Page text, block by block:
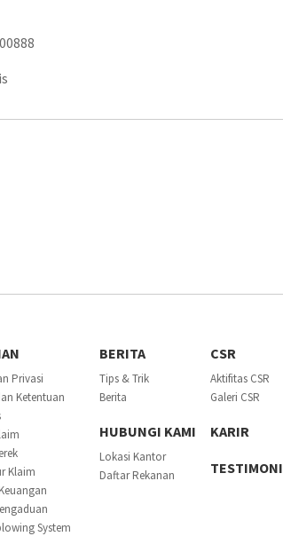
Privasi
Ketentuan
Klaim
System
BERITA
Tips & Trik
Berita
HUBUNGI KAMI
Lokasi Kantor
Daftar Rekanan
CSR
Aktifitas CSR
Galeri CSR
KARIR
TESTIMONI